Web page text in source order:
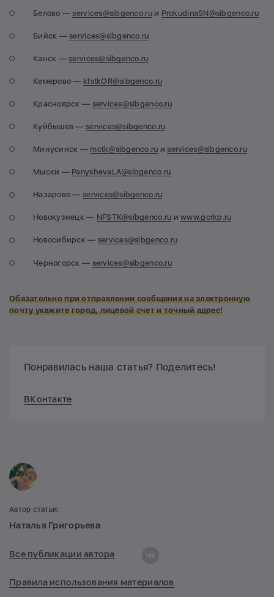
Белово —services@sibgenco.ruи ProkudinaSN@sibgenco.ru
Бийск —services@sibgenco.ru
Канск —services@sibgenco.ru
Кемерово — kfstkOR@sibgenco.ru
Красноярск — services@sibgenco.ru
Куйбышев — services@sibgenco.ru
Минусинск — mctk@sibgenco.ru иservices@sibgenco.ru
Мыски — PanyshevaLA@sibgenco.ru
Назарово — services@sibgenco.ru
Новокузнецк — NFSTK@sibgenco.ru иwww.gcrkp.ru
Новосибирск — services@sibgenco.ru
Черногорск — services@sibgenco.ru
Обязательно при отправлении сообщения на электронную
почту укажите город, лицевой счет и точный адрес!
Понравилась наша статья? Поделитесь!
ВКонтакте
Автор статьи:
Наталья Григорьева
Все публикации автора
Правила использования материалов